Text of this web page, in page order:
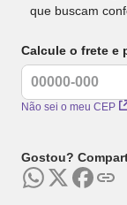
que buscam
Calcule o frete e
Não sei o meu CEP
Gostou?